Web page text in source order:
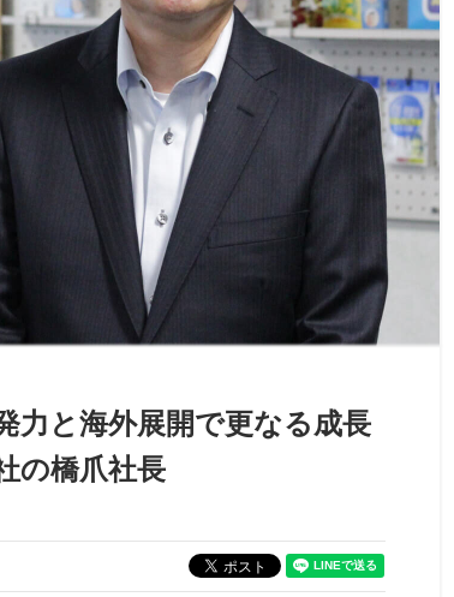
力と海外展開で更なる成長
の橋爪社長